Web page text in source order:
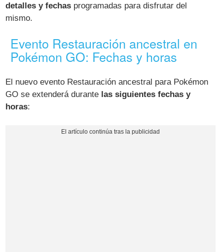
detalles y fechas programadas para disfrutar del
mismo.
Evento Restauración ancestral en
Pokémon GO: Fechas y horas
El nuevo evento Restauración ancestral para Pokémon
GO se extenderá durante las siguientes fechas y
horas: